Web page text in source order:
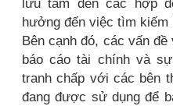
hưởng đến việc tìm kiếm
Bên cạnh đó, các vấn
báo cáo tài chính và
tranh chấp với các bên
đang được sử dụng để